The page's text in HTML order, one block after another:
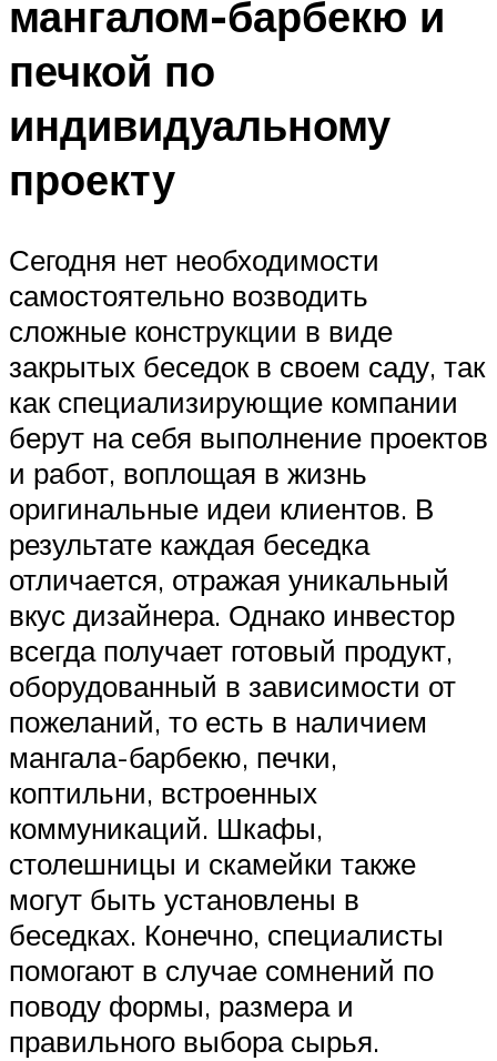
мангалом-барбекю и
печкой по
индивидуальному
проекту
Сегодня нет необходимости
самостоятельно возводить
сложные конструкции в виде
закрытых беседок в своем саду, так
как специализирующие компании
берут на себя выполнение проектов
и работ, воплощая в жизнь
оригинальные идеи клиентов. В
результате каждая беседка
отличается, отражая уникальный
вкус дизайнера. Однако инвестор
всегда получает готовый продукт,
оборудованный в зависимости от
пожеланий, то есть в наличием
мангала-барбекю, печки,
коптильни, встроенных
коммуникаций. Шкафы,
столешницы и скамейки также
могут быть установлены в
беседках. Конечно, специалисты
помогают в случае сомнений по
поводу формы, размера и
правильного выбора сырья.